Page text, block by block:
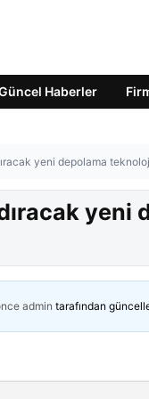
Haberler
yeni depolama
admin tarafından